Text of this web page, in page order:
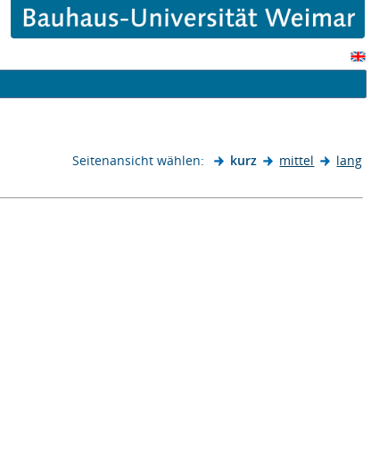
Seitenansicht wählen: kurz mittel
lang